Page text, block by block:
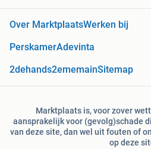
Over MarktplaatsWerken bij
PerskamerAdevinta
2dehands2ememainSitemap
Marktplaats is, voor zover
aansprakelijk voor (gevolg)schade
van deze site, dan wel uit fouten of
op deze